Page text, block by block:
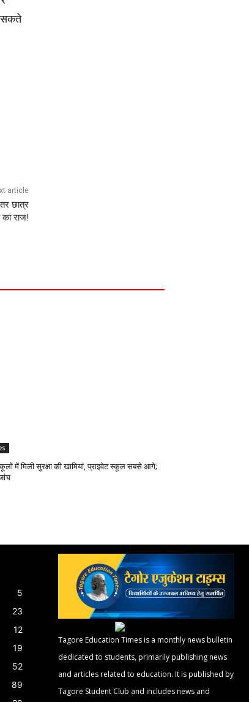
सकते
article
छात्र
राज!
में मिली सुरक्षा की खामियां, प्राइवेट स्कूल सबसे आगे;
5
23
12
19
52
89
Tagore Education Times is a monthly news bulletin
dedicated to students, primarily publishing news
and articles related to education. It is published by
Tagore Student Club and includes news and